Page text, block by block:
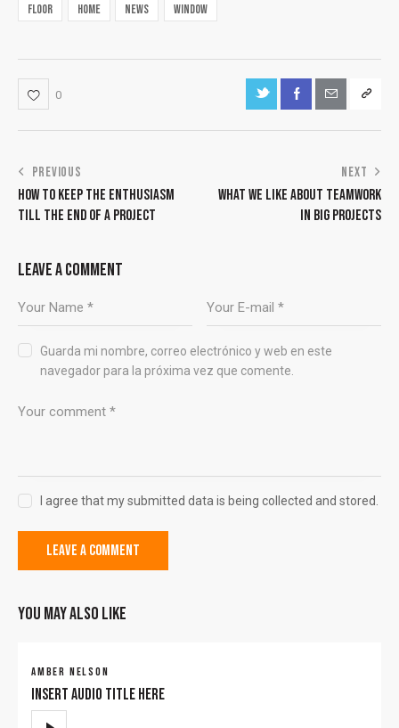
floor home news window
0
PREVIOUS
HOW TO KEEP THE ENTHUSIASM
TILL THE END OF A PROJECT
NEXT
WHAT WE LIKE ABOUT TEAMWORK
IN BIG PROJECTS
LEAVE A COMMENT
Guarda mi nombre, correo electrónico y web en este
navegador para la próxima vez que comente.
I agree that my submitted data is being collected and stored.
YOU MAY ALSO LIKE
AMBER NELSON
Insert Audio Title Here
Reproductor